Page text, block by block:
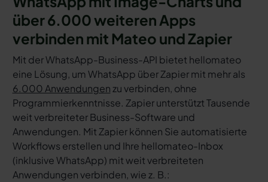
über 6.000 weiteren Apps
verbinden mit Mateo und Zapier
Mit der WhatsApp-Business-API bietet hellomateo
eine Lösung, um WhatsApp über Zapier mit mehr als
6.000 Anwendungenzu verbinden, ohne
Programmierkenntnisse. Zapier unterstützt Tausende
weit verbreiteter Business-Software und
Anwendungen. Mit Zapier können Sie automatisierte
Workflows erstellen und Ihre hellomateo-Inbox
(inklusive WhatsApp) mit weit verbreiteten
Anwendungen verbinden, wie z. B.: